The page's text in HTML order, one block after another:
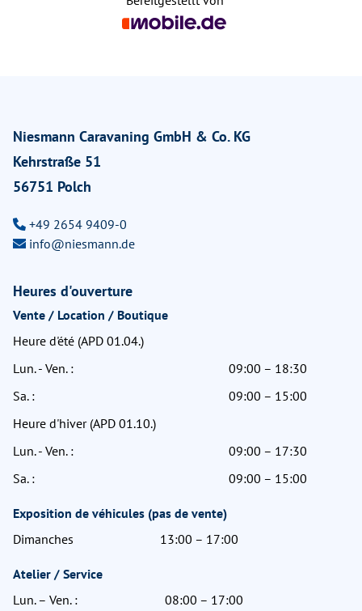
Niesmann Caravaning GmbH & Co. KG
Kehrstraße 51
56751 Polch
+49 2654 9409-0
info@niesmann.de
Heures d'ouverture
Vente / Location / Boutique
Heure d'été (APD 01.04.)
Lun. - Ven. :
09:00 – 18:30
Sa. :
09:00 – 15:00
Heure d'hiver (APD 01.10.)
Lun. - Ven. :
09:00 – 17:30
Sa. :
09:00 – 15:00
Exposition de véhicules (pas de vente)
Dimanches
13:00 – 17:00
Atelier / Service
Lun. – Ven. :
08:00 – 17:00